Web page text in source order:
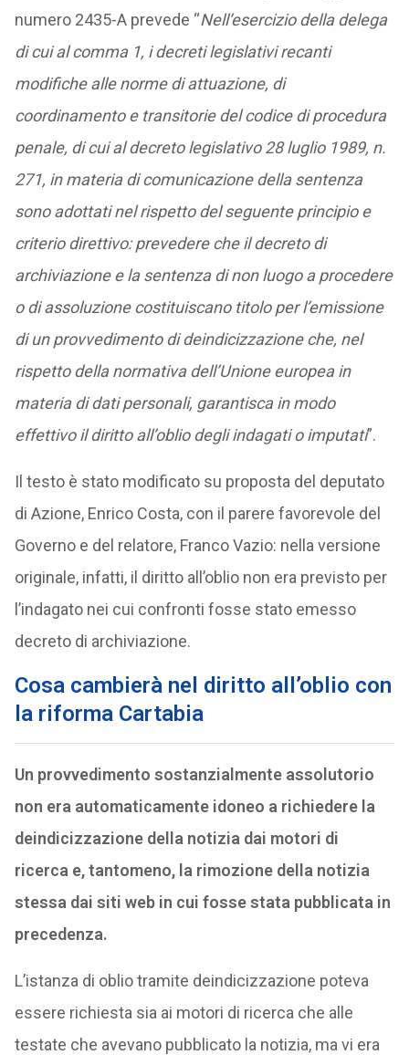
numero 2435-A prevede “Nell’esercizio della delega
di cui al comma 1, i decreti legislativi recanti
modifiche alle norme di attuazione, di
coordinamento e transitorie del codice di procedura
penale, di cui al decreto legislativo 28 luglio 1989, n.
271, in materia di comunicazione della sentenza
sono adottati nel rispetto del seguente principio e
criterio direttivo: prevedere che il decreto di
archiviazione e la sentenza di non luogo a procedere
o di assoluzione costituiscano titolo per l’emissione
di un provvedimento di deindicizzazione che, nel
rispetto della normativa dell’Unione europea in
materia di dati personali, garantisca in modo
effettivo il diritto all’oblio degli indagati o imputati”.
Il testo è stato modificato su proposta del deputato
di Azione, Enrico Costa, con il parere favorevole del
Governo e del relatore, Franco Vazio: nella versione
originale, infatti, il diritto all’oblio non era previsto per
l’indagato nei cui confronti fosse stato emesso
decreto di archiviazione.
Cosa cambierà nel diritto all’oblio con
la riforma Cartabia
Un provvedimento sostanzialmente assolutorio
non era automaticamente idoneo a richiedere la
deindicizzazione della notizia dai motori di
ricerca e, tantomeno, la rimozione della notizia
stessa dai siti web in cui fosse stata pubblicata in
precedenza.
L’istanza di oblio tramite deindicizzazione poteva
essere richiesta sia ai motori di ricerca che alle
testate che avevano pubblicato la notizia, ma vi era